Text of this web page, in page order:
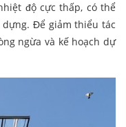
độ cực thấp, có thể
Để giảm thiểu tác
ngừa và kế hoạch dự